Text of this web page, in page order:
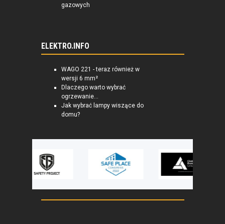
gazowych
ELEKTRO.INFO
WAGO 221 - teraz również w
wersji 6 mm²
Dlaczego warto wybrać
ogrzewanie...
Jak wybrać lampy wiszące do
domu?